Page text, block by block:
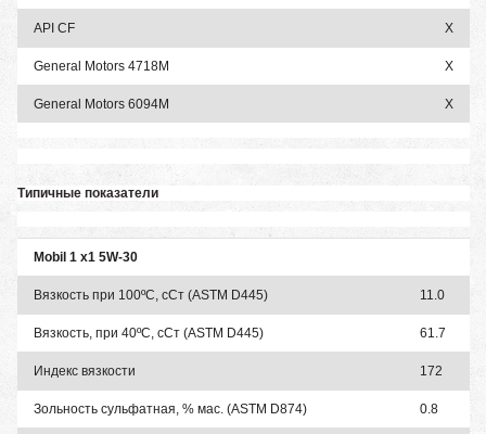
API CF X
General Motors 4718M X
General Motors 6094M X
Типичные показатели
Mobil 1 x1 5W-30
Вязкость при 100ºC, сСт (ASTM D445) 11.0
Вязкость, при 40ºC, сСт (ASTM D445) 61.7
Индекс вязкости 172
Зольность сульфатная, % мас. (ASTM D874) 0.8